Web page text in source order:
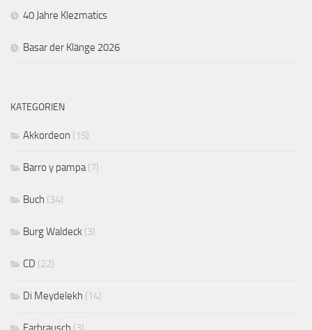
40 Jahre Klezmatics
Basar der Klänge 2026
KATEGORIEN
Akkordeon (15)
Barro y pampa(7)
Buch (34)
Burg Waldeck (3)
CD (22)
Di Meydelekh (14)